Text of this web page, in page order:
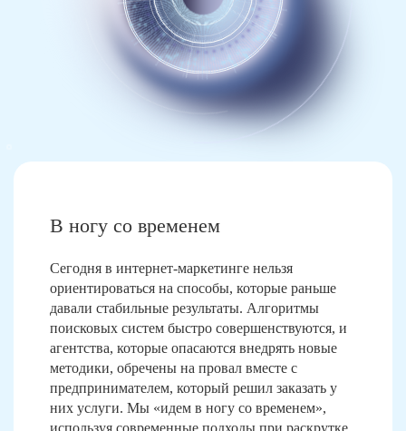
В ногу со временем
Сегодня в интернет-маркетинге нельзя
ориентироваться на способы, которые раньше
давали стабильные результаты. Алгоритмы
поисковых систем быстро совершенствуются, и
агентства, которые опасаются внедрять новые
методики, обречены на провал вместе с
предпринимателем, который решил заказать у
них услуги. Мы «идем в ногу со временем»,
используя современные подходы при раскрутке